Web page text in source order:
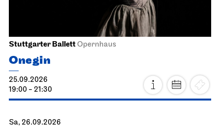
Stuttgarter BallettOpernhaus
Onegin
25.09.2026
19:00 - 21:30
Sa, 26.09.2026